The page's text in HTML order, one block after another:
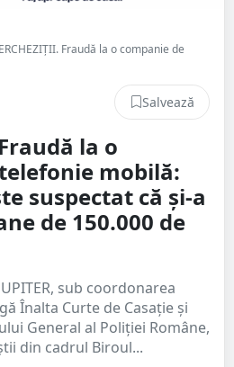
Fraudă la o companie de
Salvează
la o
mobilă:
suspectat că și-a
de 150.000 de
sub coordonarea
Înalta Curte de Casație și
General al Poliției Române,
din cadrul Biroul...